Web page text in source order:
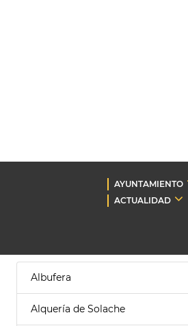
AYUNTAMIENTO
ACTUALIDAD
Albufera
Alquería de Solache